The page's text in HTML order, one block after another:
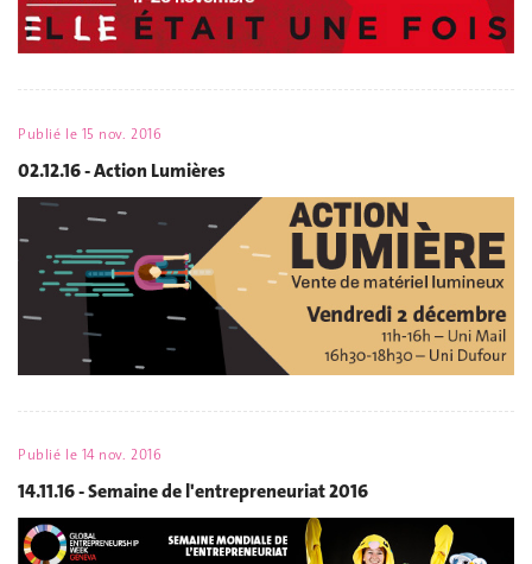
Publié le 15 nov. 2016
02.12.16 - Action Lumières
Publié le 14 nov. 2016
14.11.16 - Semaine de l'entrepreneuriat 2016